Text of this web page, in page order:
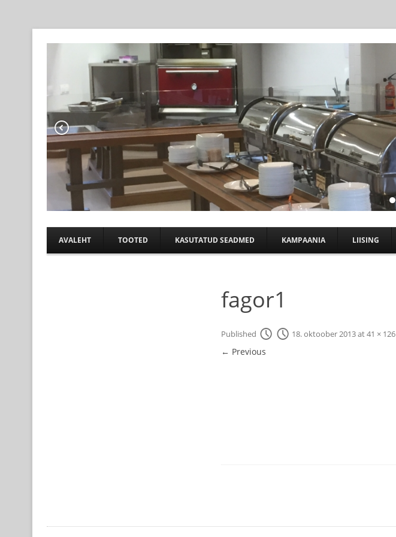
KÖÖGIABI
AVALEHT TOOTED KASUTATUD SEADMED KAMPAANIA LIISING
fagor1
Published 18. oktoober 2013at41 × 126
← Previous